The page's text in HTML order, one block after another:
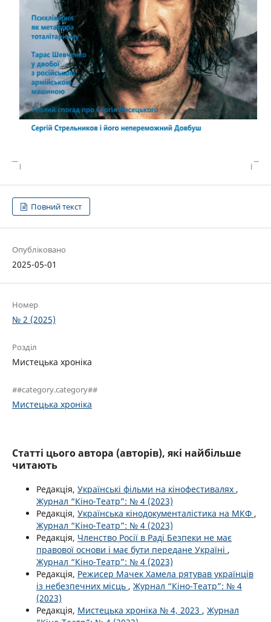
Повний текст
Опубліковано
2025-05-01
Номер
№ 2 (2025)
Розділ
Мистецька хроніка
##category.category##
Мистецька хроніка
Статті цього автора (авторів), які найбільше
читають
Редакція, Українські фільми на кінофестивалях ,
Журнал “Кіно-Театр”: № 4 (2023)
Редакція, Українська кінодокументалістика на МКФ ,
Журнал “Кіно-Театр”: № 4 (2023)
Редакція, Членство Росії в Раді Безпеки не має
правової основи і має бути передане Україні ,
Журнал “Кіно-Театр”: № 4 (2023)
Редакція, Режисер Мачек Хамела рятував українців
із небезпечних місць , Журнал “Кіно-Театр”: № 4
(2023)
Редакція, Мистецька хроніка № 4, 2023 , Журнал